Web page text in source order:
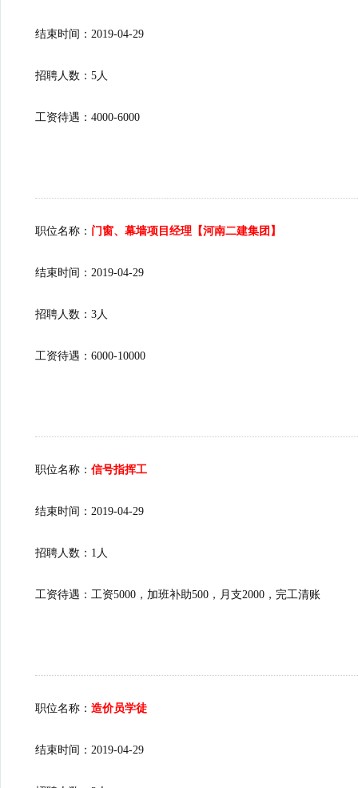
结束时间：2019-04-29
招聘人数：5人
工资待遇：4000-6000
职位名称： 门窗、幕墙项目经理【河南二建集团】
结束时间：2019-04-29
招聘人数：3人
工资待遇：6000-10000
职位名称： 信号指挥工
结束时间：2019-04-29
招聘人数：1人
工资待遇：工资5000，加班补助500，月支2000，完工清账
职位名称： 造价员学徒
结束时间：2019-04-29